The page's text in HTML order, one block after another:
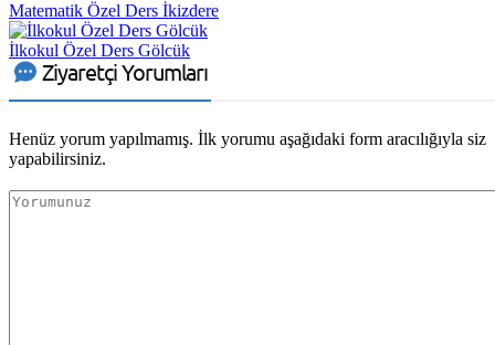
Matematik Özel Ders İkizdere
İlkokul Özel Ders Gölcük
Ziyaretçi Yorumları
Henüz yorum yapılmamış. İlk yorumu aşağıdaki form aracılığıyla siz
yapabilirsiniz.